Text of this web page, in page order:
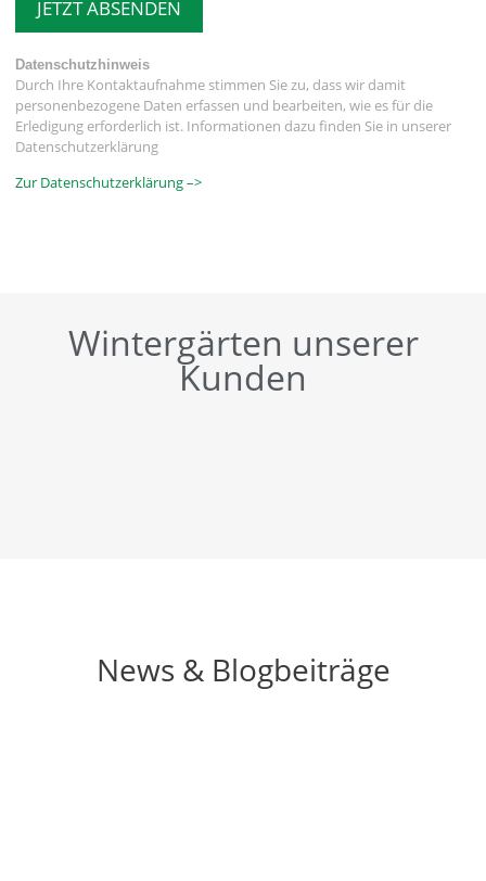
JETZT ABSENDEN
Datenschutzhinweis
Durch Ihre Kontaktaufnahme stimmen Sie zu, dass wir damit
personenbezogene Daten erfassen und bearbeiten, wie es für die
Erledigung erforderlich ist. Informationen dazu finden Sie in unserer
Datenschutzerklärung
Zur Datenschutzerklärung –>
Wintergärten unserer
Kunden
News & Blogbeiträge